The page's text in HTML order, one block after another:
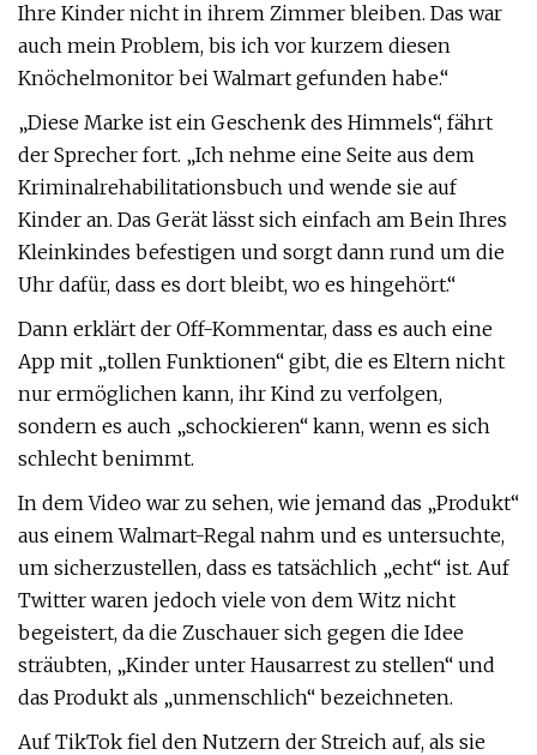
Ihre Kinder nicht in ihrem Zimmer bleiben. Das war
auch mein Problem, bis ich vor kurzem diesen
Knöchelmonitor bei Walmart gefunden habe.“
„Diese Marke ist ein Geschenk des Himmels“, fährt
der Sprecher fort. „Ich nehme eine Seite aus dem
Kriminalrehabilitationsbuch und wende sie auf
Kinder an. Das Gerät lässt sich einfach am Bein Ihres
Kleinkindes befestigen und sorgt dann rund um die
Uhr dafür, dass es dort bleibt, wo es hingehört.“
Dann erklärt der Off-Kommentar, dass es auch eine
App mit „tollen Funktionen“ gibt, die es Eltern nicht
nur ermöglichen kann, ihr Kind zu verfolgen,
sondern es auch „schockieren“ kann, wenn es sich
schlecht benimmt.
In dem Video war zu sehen, wie jemand das „Produkt“
aus einem Walmart-Regal nahm und es untersuchte,
um sicherzustellen, dass es tatsächlich „echt“ ist. Auf
Twitter waren jedoch viele von dem Witz nicht
begeistert, da die Zuschauer sich gegen die Idee
sträubten, „Kinder unter Hausarrest zu stellen“ und
das Produkt als „unmenschlich“ bezeichneten.
Auf TikTok fiel den Nutzern der Streich auf, als sie